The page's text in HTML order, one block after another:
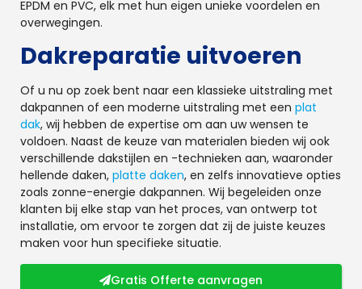
EPDM en PVC, elk met hun eigen unieke voordelen en
overwegingen.
Dakreparatie uitvoeren
Of u nu op zoek bent naar een klassieke uitstraling met
dakpannen of een moderne uitstraling met een plat
dak, wij hebben de expertise om aan uw wensen te
voldoen. Naast de keuze van materialen bieden wij ook
verschillende dakstijlen en -technieken aan, waaronder
hellende daken, platte daken, en zelfs innovatieve opties
zoals zonne-energie dakpannen. Wij begeleiden onze
klanten bij elke stap van het proces, van ontwerp tot
installatie, om ervoor te zorgen dat zij de juiste keuzes
maken voor hun specifieke situatie.
Gratis Offerte aanvragen